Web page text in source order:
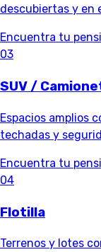
descubiertas y en
Encuentra tu
03
SUV /
Espacios amplios
techadas y
Encuentra tu
04
Flotilla
Terrenos y lotes